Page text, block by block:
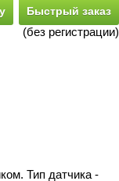
Быстрый заказ
(без регистрации)
Тип датчика -